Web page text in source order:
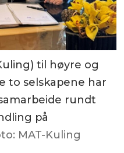
til høyre og
to selskapene har
rundt
på
MAT-Kuling